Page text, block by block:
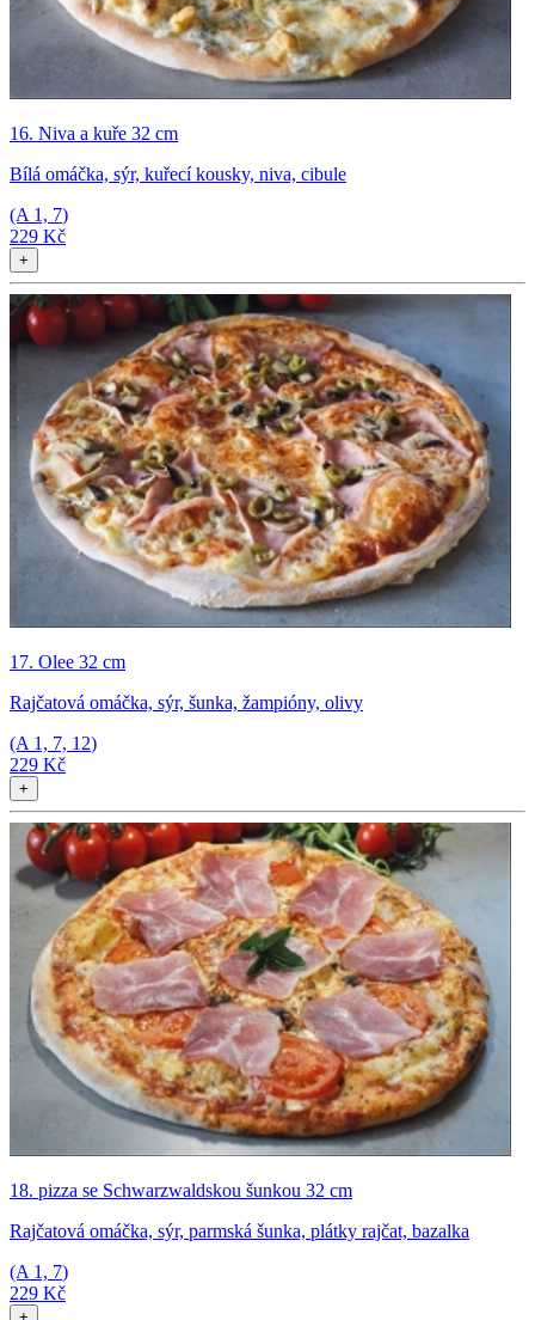
16. Niva a kuře 32 cm
Bílá omáčka, sýr, kuřecí kousky, niva, cibule
(A 1, 7)
229 Kč
+
17. Olee 32 cm
Rajčatová omáčka, sýr, šunka, žampióny, olivy
(A 1, 7, 12)
229 Kč
+
18. pizza se Schwarzwaldskou šunkou 32 cm
Rajčatová omáčka, sýr, parmská šunka, plátky rajčat, bazalka
(A 1, 7)
229 Kč